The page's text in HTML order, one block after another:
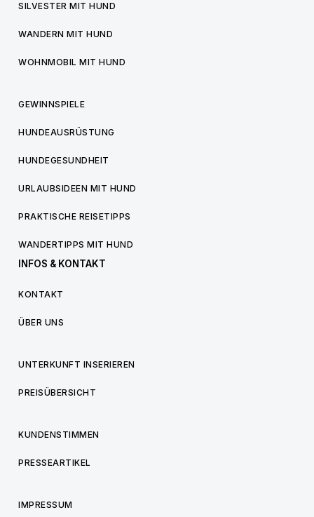
SILVESTER MIT HUND
WANDERN MIT HUND
WOHNMOBIL MIT HUND
GEWINNSPIELE
HUNDEAUSRÜSTUNG
HUNDEGESUNDHEIT
URLAUBSIDEEN MIT HUND
PRAKTISCHE REISETIPPS
WANDERTIPPS MIT HUND
INFOS & KONTAKT
KONTAKT
ÜBER UNS
UNTERKUNFT INSERIEREN
PREISÜBERSICHT
KUNDENSTIMMEN
PRESSEARTIKEL
IMPRESSUM